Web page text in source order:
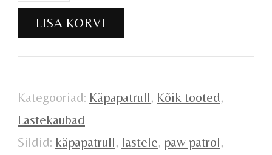
sokid
Käpapatrull
31/34
LISA KORVI
Kategooriad: Käpapatrull, Kõik tooted,
Lastekaubad
Sildid: käpapatrull, lastele, paw patrol,